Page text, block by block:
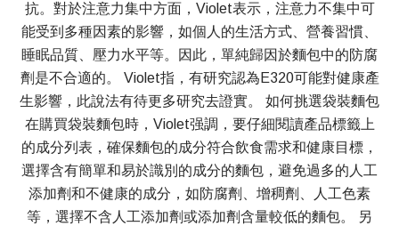
抗。對於注意力集中方面，Violet表示，注意力不集中可
能受到多種因素的影響，如個人的生活方式、營養習慣、
睡眠品質、壓力水平等。因此，單純歸因於麵包中的防腐
劑是不合適的。 Violet指，有研究認為E320可能對健康產
生影響，此說法有待更多研究去證實。 如何挑選袋裝麵包
在購買袋裝麵包時，Violet强調，要仔細閱讀產品標籤上
的成分列表，確保麵包的成分符合飲食需求和健康目標，
選擇含有簡單和易於識別的成分的麵包，避免過多的人工
添加劑和不健康的成分，如防腐劑、增稠劑、人工色素
等，選擇不含人工添加劑或添加劑含量較低的麵包。 另